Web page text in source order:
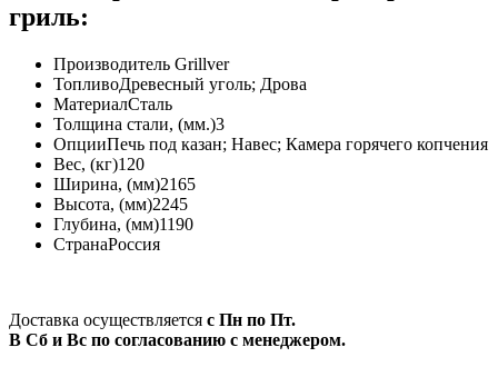
гриль:
Производитель Grillver
ТопливоДревесный уголь; Дрова
МатериалСталь
Толщина стали, (мм.)3
ОпцииПечь под казан; Навес; Камера горячего копчения
Вес, (кг)120
Ширина, (мм)2165
Высота, (мм)2245
Глубина, (мм)1190
СтранаРоссия
Доставка осуществляется с Пн по Пт.
В Сб и Вс по согласованию с менеджером.